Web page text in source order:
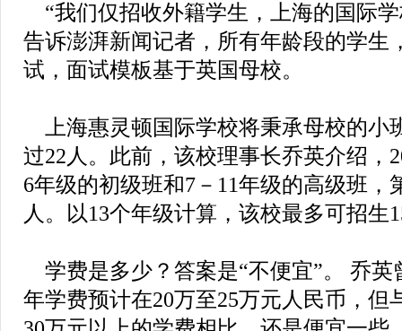
“我们仅招收外籍学生，上海的国际
告诉澎湃新闻记者，所有年龄段的学生
试，面试模板基于英国母校。
上海惠灵顿国际学校将秉承母校的小
过22人。此前，该校理事长乔英介绍，
6年级的初级班和7－11年级的高级班，
人。以13个年级计算，该校最多可招生
学费是多少？答案是“不便宜”。 乔英
年学费预计在20万至25万元人民币，但